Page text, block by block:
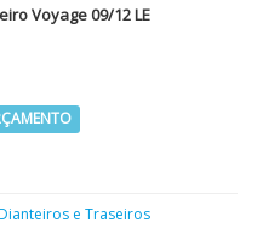
Voyage 09/12 LE
e Traseiros